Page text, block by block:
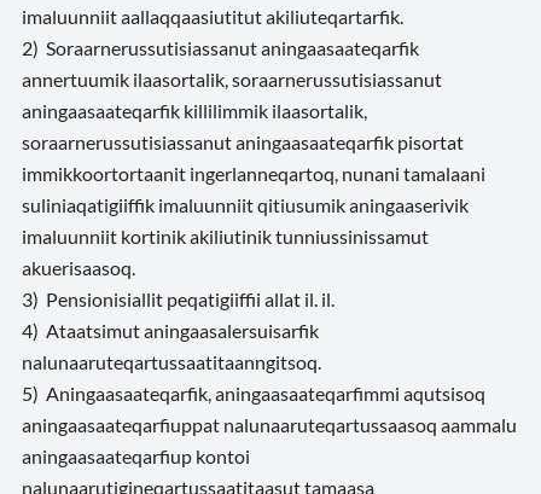
imaluunniit aallaqqaasiutitut akiliuteqartarfik.
2) Soraarnerussutisiassanut aningaasaateqarfik
annertuumik ilaasortalik, soraarnerussutisiassanut
aningaasaateqarfik killilimmik ilaasortalik,
soraarnerussutisiassanut aningaasaateqarfik pisortat
immikkoortortaanit ingerlanneqartoq, nunani tamalaani
suliniaqatigiiffik imaluunniit qitiusumik aningaaserivik
imaluunniit kortinik akiliutinik tunniussinissamut
akuerisaasoq.
3) Pensionisiallit peqatigiiffii allat il. il.
4) Ataatsimut aningaasalersuisarfik
nalunaaruteqartussaatitaanngitsoq.
5) Aningaasaateqarfik, aningaasaateqarfimmi aqutsisoq
aningaasaateqarfiuppat nalunaaruteqartussaasoq aammalu
aningaasaateqarfiup kontoi
nalunaarutigineqartussaatitaasut tamaasa